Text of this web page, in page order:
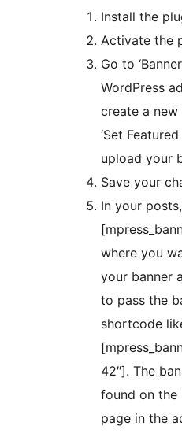
Install the
Activate the
Go to
WordPress
create a new
‘Set
upload your
Save your
In your
where you
your banner ad. You will
to pass the
shortcode
42″]. The banner ids can be
found on the
page in the